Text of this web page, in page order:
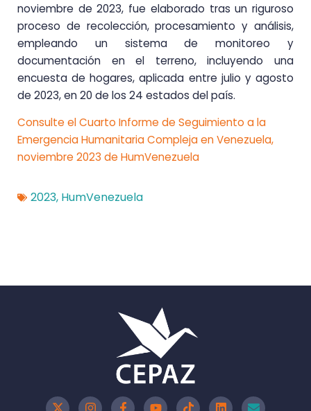
noviembre de 2023, fue elaborado tras un riguroso
proceso de recolección, procesamiento y análisis,
empleando un sistema de monitoreo y
documentación en el terreno, incluyendo una
encuesta de hogares, aplicada entre julio y agosto
de 2023, en 20 de los 24 estados del país.
Consulte el Cuarto Informe de Seguimiento a la
Emergencia Humanitaria Compleja en Venezuela,
noviembre 2023 de HumVenezuela
2023, HumVenezuela